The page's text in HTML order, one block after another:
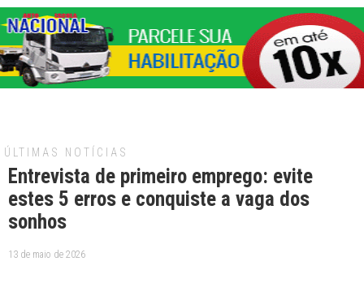
ÚLTIMAS NOTÍCIAS
Entrevista de primeiro emprego: evite
estes 5 erros e conquiste a vaga dos
sonhos
13 de maio de 2026